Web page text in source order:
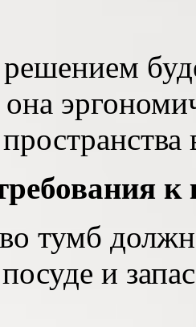
к
тумб
и